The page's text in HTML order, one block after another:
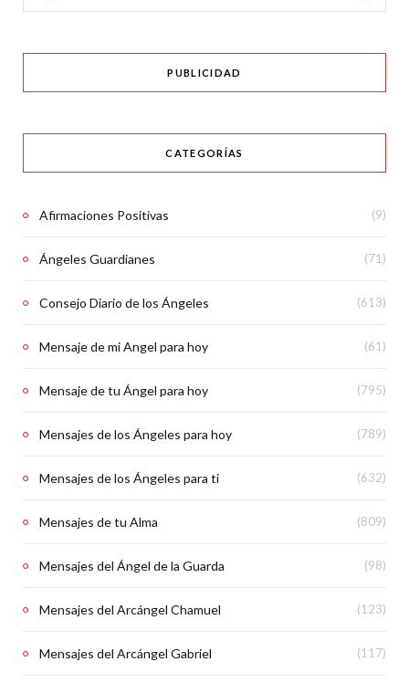
for:
PUBLICIDAD
CATEGORÍAS
Afirmaciones Positivas (9)
Ángeles Guardianes (71)
Consejo Diario de los Ángeles (613)
Mensaje de mi Angel para hoy (61)
Mensaje de tu Ángel para hoy (795)
Mensajes de los Ángeles para hoy (789)
Mensajes de los Ángeles para ti (632)
Mensajes de tu Alma (809)
Mensajes del Ángel de la Guarda (98)
Mensajes del Arcángel Chamuel (123)
Mensajes del Arcángel Gabriel (117)